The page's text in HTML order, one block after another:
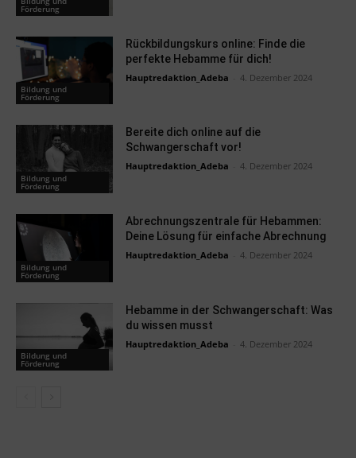
Förderung
Bildung und
Förderung
Rückbildungskurs online: Finde die
perfekte Hebamme für dich!
Hauptredaktion_Adeba 4. Dezember 2024
Bildung und
Förderung
Bereite dich online auf die
Schwangerschaft vor!
Hauptredaktion_Adeba 4. Dezember 2024
Bildung und
Förderung
Abrechnungszentrale für Hebammen:
Deine Lösung für einfache Abrechnung
Hauptredaktion_Adeba 4. Dezember 2024
Bildung und
Förderung
Hebamme in der Schwangerschaft: Was
du wissen musst
Hauptredaktion_Adeba 4. Dezember 2024